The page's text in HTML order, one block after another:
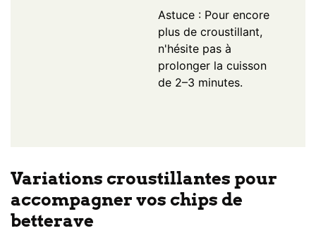
Astuce : Pour encore
plus de croustillant,
n'hésite pas à
prolonger la cuisson
de 2–3 minutes.
Variations croustillantes pour
accompagner vos chips de
betterave